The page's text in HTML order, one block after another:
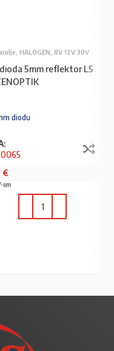
HALOGEN, 8V 12V 30V
dioda 5mm reflektor L5
diodu
€
om